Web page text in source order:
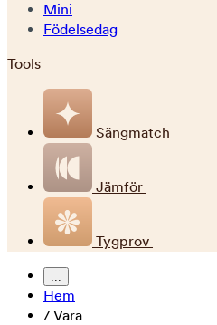
Mini
Födelsedag
Tools
Sängmatch
Jämför
Tygprov
...
Hem
/Vara